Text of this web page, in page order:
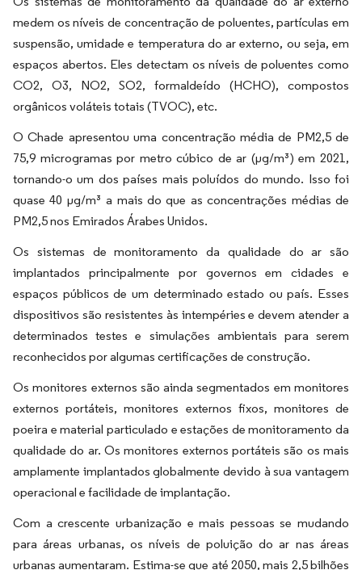
medem os níveis de concentração de poluentes, partículas em
suspensão, umidade e temperatura do ar externo, ou seja, em
espaços abertos. Eles detectam os níveis de poluentes como
CO2, O3, NO2, SO2, formaldeído (HCHO), compostos
orgânicos voláteis totais (TVOC), etc.
O Chade apresentou uma concentração média de PM2,5 de
75,9 microgramas por metro cúbico de ar (µg/m³) em 2021,
tornando-o um dos países mais poluídos do mundo. Isso foi
quase 40 µg/m³ a mais do que as concentrações médias de
PM2,5 nos Emirados Árabes Unidos.
Os sistemas de monitoramento da qualidade do ar são
implantados principalmente por governos em cidades e
espaços públicos de um determinado estado ou país. Esses
dispositivos são resistentes às intempéries e devem atender a
determinados testes e simulações ambientais para serem
reconhecidos por algumas certificações de construção.
Os monitores externos são ainda segmentados em monitores
externos portáteis, monitores externos fixos, monitores de
poeira e material particulado e estações de monitoramento da
qualidade do ar. Os monitores externos portáteis são os mais
amplamente implantados globalmente devido à sua vantagem
operacional e facilidade de implantação.
Com a crescente urbanização e mais pessoas se mudando
para áreas urbanas, os níveis de poluição do ar nas áreas
urbanas aumentaram. Estima-se que até 2050, mais 2,5 bilhões